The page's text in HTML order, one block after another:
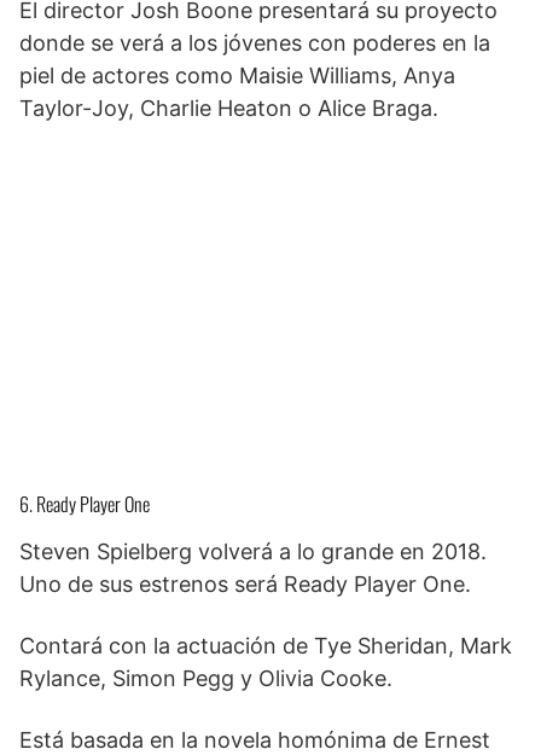
El director Josh Boone presentará su proyecto
donde se verá a los jóvenes con poderes en la
piel de actores como Maisie Williams, Anya
Taylor-Joy, Charlie Heaton o Alice Braga.
6. Ready Player One
Steven Spielberg volverá a lo grande en 2018.
Uno de sus estrenos será Ready Player One.
Contará con la actuación de Tye Sheridan, Mark
Rylance, Simon Pegg y Olivia Cooke.
Está basada en la novela homónima de Ernest